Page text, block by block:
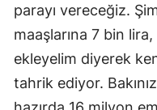
parayı vereceğiz.
maaşlarına 7 bin
ekleyelim diyerek
tahrik ediyor.